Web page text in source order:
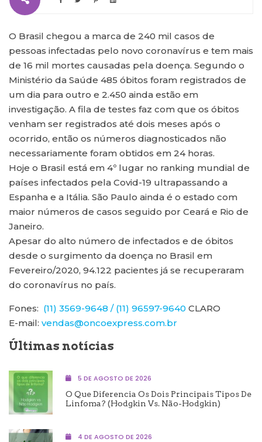
O Brasil chegou a marca de 240 mil casos de
pessoas infectadas pelo novo coronavírus e tem mais
de 16 mil mortes causadas pela doença. Segundo o
Ministério da Saúde 485 óbitos foram registrados de
um dia para outro e 2.450 ainda estão em
investigação. A fila de testes faz com que os óbitos
venham ser registrados até dois meses após o
ocorrido, então os números diagnosticados não
necessariamente foram obtidos em 24 horas.
Hoje o Brasil está em 4º lugar no ranking mundial de
países infectados pela Covid-19 ultrapassando a
Espanha e a Itália. São Paulo ainda é o estado com
maior números de casos seguido por Ceará e Rio de
Janeiro.
Apesar do alto número de infectados e de óbitos
desde o surgimento da doença no Brasil em
Fevereiro/2020, 94.122 pacientes já se recuperaram
do coronavírus no país.
Fones: (11) 3569-9648 / (11) 96597-9640 CLARO
E-mail: vendas@oncoexpress.com.br
Últimas notícias
5 DE AGOSTO DE 2026
O Que Diferencia Os Dois Principais Tipos De
Linfoma? (Hodgkin Vs. Não-Hodgkin)
4 DE AGOSTO DE 2026